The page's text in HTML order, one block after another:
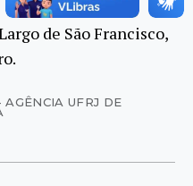
de São Francisco,
UFRJ DE